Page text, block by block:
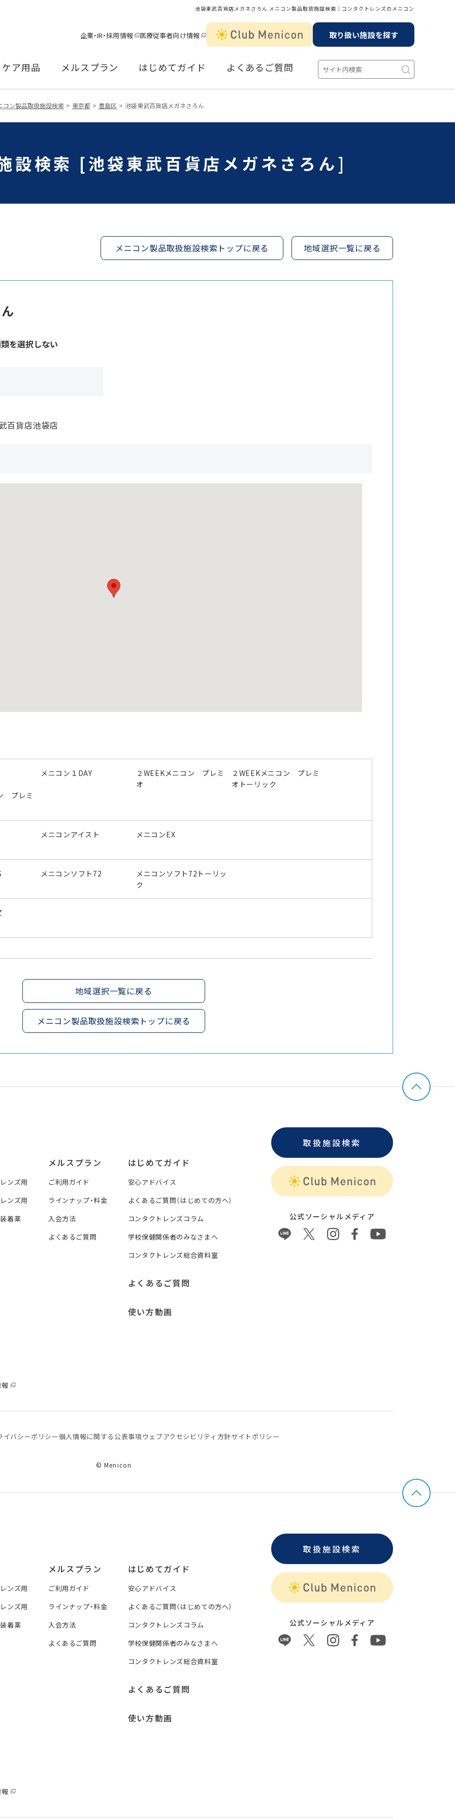
池袋東武百貨店メガネさろん メニコン製品取扱施設検索│コンタクトレンズのメニコン
企業・IR・採用情報 医療従事者向け情報 取り扱い施設を探す
ケア用品 メルスプラン はじめてガイド よくあるご質問
コン製品取扱施設検索 東京都 豊島区 池袋東武百貨店メガネさろん
設検索 [池袋東武百貨店メガネさろん]
メニコン製品取扱施設検索トップに戻る 地域選択一覧に戻る
を選択しない
百貨店池袋店
メニコン１DAY
２WEEKメニコン プレミ
オ
２WEEKメニコン プレミ
オトーリック
プレミ
メニコンアイスト メニコンEX
メニコンソフト72
メニコンソフト72トーリッ
ク
地域選択一覧に戻る
メニコン製品取扱施設検索トップに戻る
ンズ用
ンズ用
着薬
メルスプラン
ご利用ガイド
ラインナップ・料金
入会方法
よくあるご質問
はじめてガイド
安心アドバイス
よくあるご質問（はじめての方へ）
コンタクトレンズコラム
学校保健関係者のみなさまへ
コンタクトレンズ総合資料室
よくあるご質問
使い方動画
取扱施設検索
公式ソーシャルメディア
イバシーポリシー個⼈情報に関する公表事項 ウェブアクセシビリティ方針サイトポリシー
© Menicon
ンズ用
ンズ用
着薬
メルスプラン
ご利用ガイド
ラインナップ・料金
入会方法
よくあるご質問
はじめてガイド
安心アドバイス
よくあるご質問（はじめての方へ）
コンタクトレンズコラム
学校保健関係者のみなさまへ
コンタクトレンズ総合資料室
よくあるご質問
使い方動画
取扱施設検索
公式ソーシャルメディア